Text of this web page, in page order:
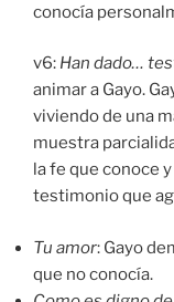
conocía
v6: Han dado…
animar a Gayo.
viviendo de una
muestra
la fe que conoce
testimonio que
Tu amor: Gayo
que no conocía.